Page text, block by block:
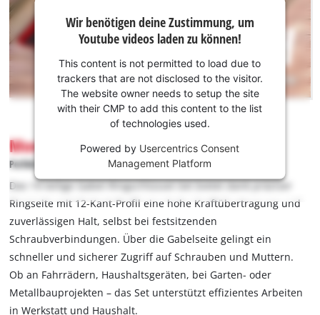
ansprechende Optik, sondern sorgt zudem für einen sicheren
Halt auch bei öligen Händen. Die Größen reichen von 6 bis 27
mm und decken damit sämtliche gängigen Schraubarbeiten
im Heimwerker- und Mechanikerbereich ab. Jeder Schlüssel
ist mit der Größenangabe gestempelt, was eine schnelle
Orientierung ermöglicht. Alle Werkzeuge sind in einem Pad
aus formstabilem EVA-Schaum mit hochwertiger Oberfläche in
Carbon-Optik verstaut. Durch die passgenauen Aussparungen
bleibt jedes Teil sicher an seinem Platz – ideal für den
geschützten Transport und eine übersichtliche
Aufbewahrung. Das Pad ist exakt auf die Maße des E-Case S-F
abgestimmt und lässt sich einfach entnehmen oder
austauschen. Dabei kann der Koffer je nach Bedarf mit bis zu
zwei Pads individuell bestückt werden. Egal ob Möbelaufbau,
Arbeiten an Gartenmaschinen, Fahrrädern oder
Haushaltsreparaturen: Das 22-tlg. Gabel-Ringschlüssel-Set ist
die perfekte Wahl für präzise Schraubarbeiten im Innen- und
Außenbereich.
benötigen
deine
Zustimmung,
um Youtube
laden zu
können!
This
content
is
not
permitted
to
load
due
to
trackers
are
Wir benötigen deine Zustimmung, um
Youtube videos laden zu können!
This content is not permitted to load due to
trackers that are not disclosed to the visitor.
The website owner needs to setup the site
with their CMP to add this content to the list
of technologies used.
Powered by Usercentrics Consent
Management Platform
Montage leicht gemacht
Perfekt für Wartung und Reparatur
Das 19-teilige Gabel-Ringschlüssel-Set bietet dank präziser
Ringseite mit 12-Kant-Profil eine hohe Kraftübertragung und
zuverlässigen Halt, selbst bei festsitzenden
Schraubverbindungen. Über die Gabelseite gelingt ein
schneller und sicherer Zugriff auf Schrauben und Muttern.
Ob an Fahrrädern, Haushaltsgeräten, bei Garten- oder
Metallbauprojekten – das Set unterstützt effizientes Arbeiten
in Werkstatt und Haushalt.